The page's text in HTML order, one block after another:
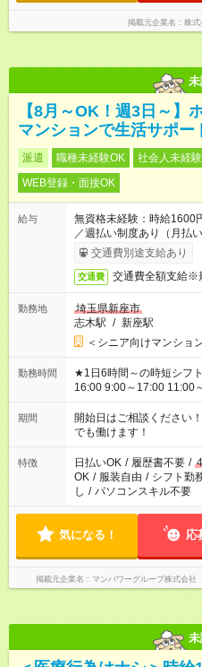
掲載元企業名 株式
【8月～OK！週3日～】
マンションで生活サポー
派遣 職種未経験OK 社会人未経
WEB登録・面接OK
給与
無資格未経験：時給
／週払い制度あり（月払
了次第のお支払いとなりま
交通費別途支給あり
交通費 交通費全額支給※
勤務地
埼玉県新座市
志木駅 / 新座駅
＜シニア向けマンショ
勤務時間
★1日6時間～の時短シフトOK ★スタート時間選べます
16:00 9:00～17:00 11:00～
場合、他のお仕事と合わ
ん ※法令に基づき、週20
となります ※労働者派遣
短時間・短期間の就業は
期間
開始日はご相談くださ
でも働けます！
特徴 日払いOK / 履歴書不要 /
OK / 服装自由 / シフト勤
し / パソコンスキル不要
気になる！ 応
掲載元企業名 マンパワーグループ株式会